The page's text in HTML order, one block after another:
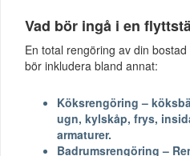
Vad bör ingå i en
En total rengöring av din
bör inkludera bland annat:
Köksrengöring –
ugn, kylskåp, frys,
armaturer.
Badrumsrengöring –